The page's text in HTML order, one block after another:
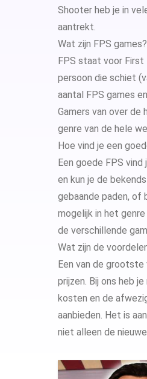
Shooter heb je in
aantrekt.
Wat zijn FPS games?
FPS staat voor First
persoon die schiet
aantal FPS games
Gamers van over de
genre van de hele
Hoe vind je een
Een goede FPS
en kun je de
gebaande paden, of
mogelijk in het
de verschillende
Wat zijn de
Een van de
prijzen. Bij ons heb
kosten en de
aanbieden. Het is
niet alleen de